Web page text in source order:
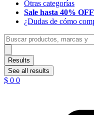
Otras categorías
Sale hasta 40% OFF
¿Dudas de cómo
Search
...
Results
See all results
$ 0 0